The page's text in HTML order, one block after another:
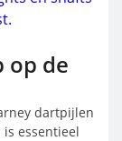
op de
dartpijlen
essentieel